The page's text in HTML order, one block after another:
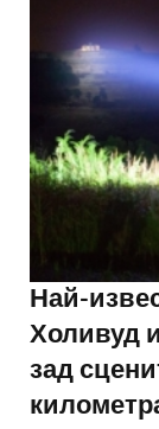
Най-
Холивуд
зад